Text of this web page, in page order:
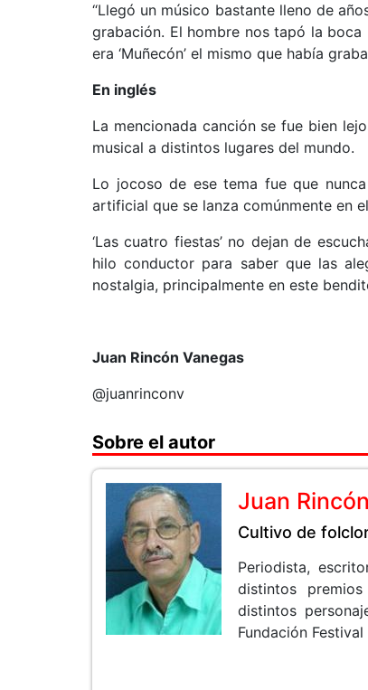
“Llegó un músico bastante lleno de
grabación. El hombre nos tapó la
era ‘Muñecón’ el mismo que había
En inglés
La mencionada canción se fue bien
musical a distintos lugares del mundo.
Lo jocoso de ese tema fue que
artificial que se lanza comúnmente en
‘Las cuatro fiestas’ no dejan de
hilo conductor para saber que las
nostalgia, principalmente en este
Juan Rincón Vanegas
@juanrinconv
Sobre el autor
Juan
Cultivo de
Periodista,
distintos
distintos
Fundación